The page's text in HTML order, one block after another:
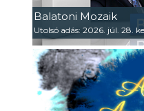
Balatoni Mozaik
Utolsó adás: 2026. júl. 28.